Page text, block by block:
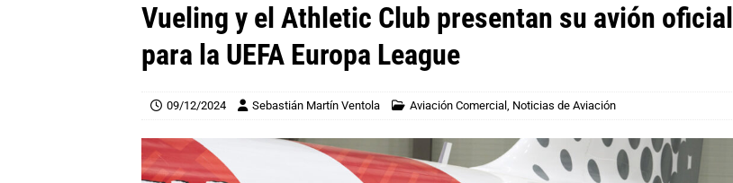
Vueling y el Athletic Club presentan su avión oficial
para la UEFA Europa League
09/12/2024 Sebastián Martín Ventola Aviación Comercial , Noticias de Aviación